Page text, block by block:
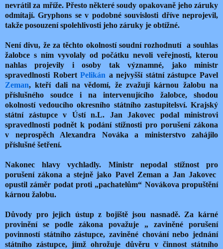
nevrátil za mříže. Přesto některé soudy opakovaně jeho záruky
odmítají. Gryphons se v podobné souvislosti dříve neprojevil,
takže posouzení spolehlivosti jeho záruky je obtížné.
Není divu, že za těchto okolností soudní rozhodnutí a souhlas
žalobce s ním vyvolaly od počátku nevoli veřejnosti, kterou
nahlas projevily i osoby tak významné, jako ministr
spravedlnosti RobertPelikán a nejvyšší státní zástupce Pavel
Zeman, kteří dali na vědomí, že zvažují kárnou žalobu na
příslušného soudce i na intervenujícího žalobce, shodou
okolností vedoucího okresního státního zastupitelsví. Krajský
státní zástupce v Ústí n.L. Jan Jakovec podal ministrovi
spravedlnosti podnět k podání stížnosti pro porušení zákona
v neprospěch Alexandra Nováka a ministerstvo zahájilo
příslušné šetření.
Nakonec hlavy vychladly. Ministr nepodal stížnost pro
porušení zákona a stejně jako Pavel Zeman a Jan Jakovec
opustil záměr podat proti „pachatelům“ Novákova propuštění
kárnou žalobu.
Důvody pro jejich ústup z bojiště jsou nasnadě. Za kárné
provinění se podle zákona považuje „ zaviněné porušení
povinností státního zástupce, zaviněné chování nebo jednání
státního zástupce, jímž ohrožuje důvěru v činnost státního